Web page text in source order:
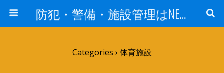
防犯・警備・施設管理はNEXT－ALERT：東北警備保障株式会社
Categories › 体育施設